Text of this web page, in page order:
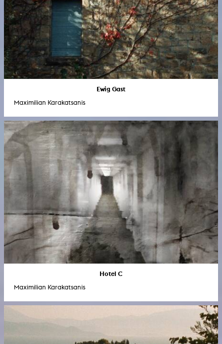
Ewig Gast
Maximilian Karakatsanis
Hotel C
Maximilian Karakatsanis